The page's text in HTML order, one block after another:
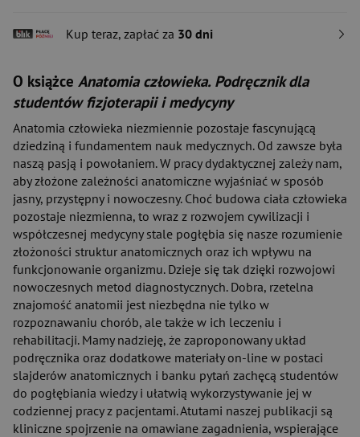
Kup teraz, zapłać za 30 dni
O książce Anatomia człowieka. Podręcznik dla
studentów fizjoterapii i medycyny
Anatomia człowieka niezmiennie pozostaje fascynującą
dziedziną i fundamentem nauk medycznych. Od zawsze była
naszą pasją i powołaniem. W pracy dydaktycznej zależy nam,
aby złożone zależności anatomiczne wyjaśniać w sposób
jasny, przystępny i nowoczesny. Choć budowa ciała człowieka
pozostaje niezmienna, to wraz z rozwojem cywilizacji i
współczesnej medycyny stale pogłębia się nasze rozumienie
złożoności struktur anatomicznych oraz ich wpływu na
funkcjonowanie organizmu. Dzieje się tak dzięki rozwojowi
nowoczesnych metod diagnostycznych. Dobra, rzetelna
znajomość anatomii jest niezbędna nie tylko w
rozpoznawaniu chorób, ale także w ich leczeniu i
rehabilitacji. Mamy nadzieję, że zaproponowany układ
podręcznika oraz dodatkowe materiały on-line w postaci
slajderów anatomicznych i banku pytań zachęcą studentów
do pogłębiania wiedzy i ułatwią wykorzystywanie jej w
codziennej pracy z pacjentami. Atutami naszej publikacji są
kliniczne spojrzenie na omawiane zagadnienia, wspierające